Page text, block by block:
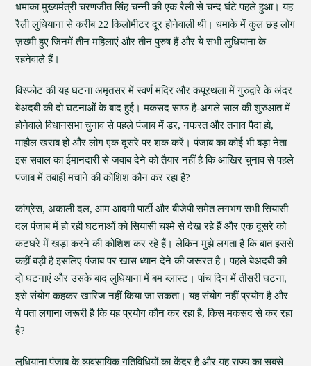
धमाका मुख्यमंत्री चरणजीत सिंह चन्नी की एक रैली से चन्द घंटे पहले हुआ। यह
रैली लुधियाना से करीब 22 किलोमीटर दूर होनेवाली थी। धमाके में कुल छह लोग
ज़ख्मी हुए जिनमें तीन महिलाएं और तीन पुरुष हैं और ये सभी लुधियाना के
रहनेवाले हैं।
विस्फोट की यह घटना अमृतसर में स्वर्ण मंदिर और कपूरथला में गुरुद्वारे के अंदर
बेअदबी की दो घटनाओं के बाद हुई। मकसद साफ है-अगले साल की शुरुआत में
होनेवाले विधानसभा चुनाव से पहले पंजाब में डर, नफरत और तनाव पैदा हो,
माहौल खराब हो और लोग एक दूसरे पर शक करें। पंजाब का कोई भी बड़ा नेता
इस सवाल का ईमानदारी से जवाब देने को तैयार नहीं है कि आखिर चुनाव से पहले
पंजाब में तबाही मचाने की कोशिश कौन कर रहा है?
कांग्रेस, अकाली दल, आम आदमी पार्टी और बीजेपी समेत लगभग सभी सियासी
दल पंजाब में हो रही घटनाओं को सियासी चश्मे से देख रहे हैं और एक दूसरे को
कटघरे में खड़ा करने की कोशिश कर रहे हैं। लेकिन मुझे लगता है कि बात इससे
कहीं बड़ी है इसलिए पंजाब पर खास ध्यान देने की जरूरत है। पहले बेअदबी की
दो घटनाएं और उसके बाद लुधियाना में बम ब्लास्ट। पांच दिन में तीसरी घटना,
इसे संयोग कहकर खारिज नहीं किया जा सकता। यह संयोग नहीं प्रयोग है और
ये पता लगाना जरूरी है कि यह प्रयोग कौन कर रहा है, किस मकसद से कर रहा
है?
लुधियाना पंजाब के व्यवसायिक गतिविधियों का केंद्र है और यह राज्य का सबसे